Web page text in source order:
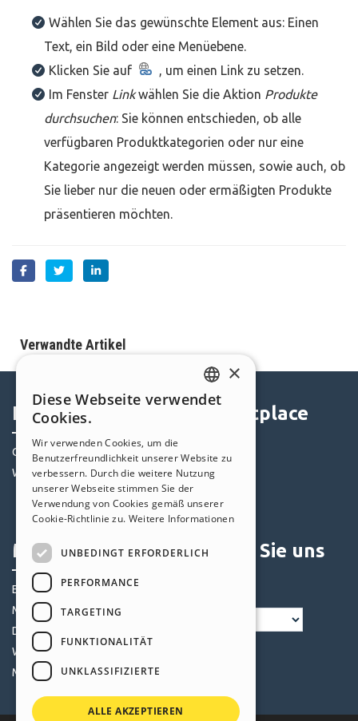
Wählen Sie das gewünschte Element aus: Einen
Text, ein Bild oder eine Menüebene.
Klicken Sie auf
, um einen Link zu setzen.
Im Fenster Linkwählen Sie die Aktion Produkte
durchsuchen: Sie können entschieden, ob alle
verfügbaren Produktkategorien oder nur eine
Kategorie angezeigt werden müssen, sowie auch, ob
Sie lieber nur die neuen oder ermäßigten Produkte
präsentieren möchten.
Verwandte Artikel
Help Center
Community
Websites von Nutzern
Marketplace
Templates
Objekte
Credits
Angebote
Mein Profil
Eigene Beiträge
Meine Lizenz
Downloads
Webhosting
Meine Credits
Folgen Sie uns
ENGLISH
GERMAN
SPANISH
PORTUGUESE
×
Diese Webseite verwendet
Cookies.
Wir verwenden Cookies, um die
Benutzerfreundlichkeit unserer Website zu
verbessern. Durch die weitere Nutzung
unserer Webseite stimmen Sie der
Verwendung von Cookies gemäß unserer
Cookie-Richtlinie zu. Weitere Informationen
UNBEDINGT ERFORDERLICH
PERFORMANCE
TARGETING
FUNKTIONALITÄT
UNKLASSIFIZIERTE
ALLE AKZEPTIEREN